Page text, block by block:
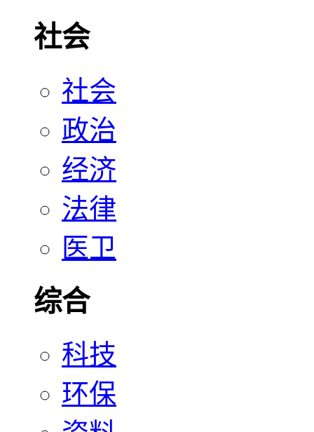
社会
社会
政治
经济
法律
医卫
综合
科技
环保